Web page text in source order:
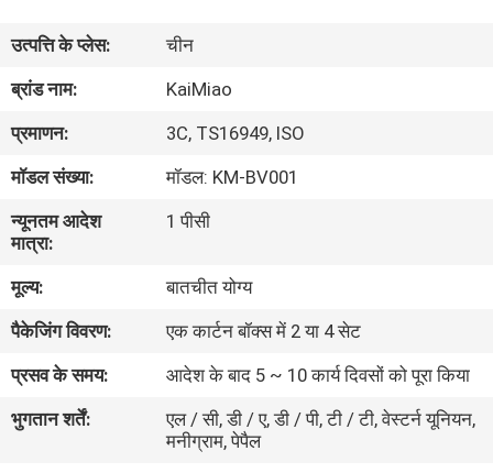
हमारे
बारे
में
कारखाना
भ्रमण
गुणवत्ता
नियंत्रण
संपर्क
उत्पत्ति के प्लेस:
चीन
ब्रांड नाम:
KaiMiao
प्रमाणन:
3C, TS16949, ISO
मॉडल संख्या:
मॉडल: KM-BV001
न्यूनतम आदेश
मात्रा:
1 पीसी
मूल्य:
बातचीत योग्य
पैकेजिंग विवरण:
एक कार्टन बॉक्स में 2 या 4 सेट
प्रसव के समय:
आदेश के बाद 5 ~ 10 कार्य दिवसों को पूरा किया
भुगतान शर्तें:
एल / सी, डी / ए, डी / पी, टी / टी, वेस्टर्न यूनियन,
मनीग्राम, पेपैल